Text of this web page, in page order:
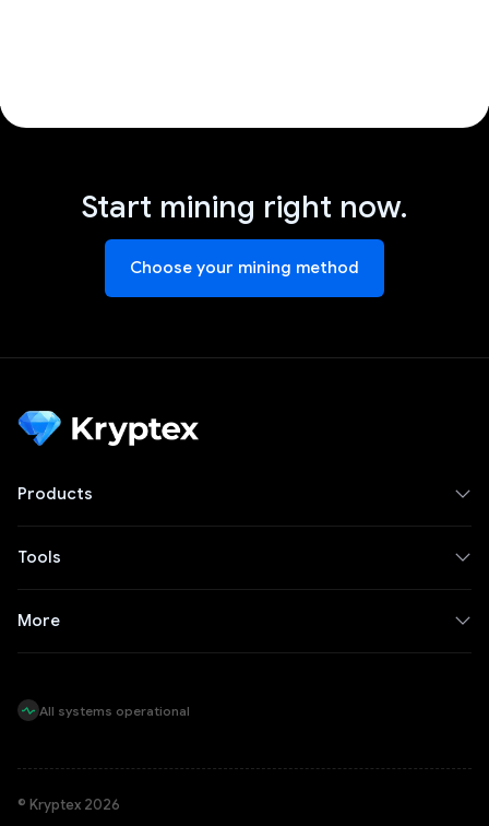
Start mining right now.
Choose your mining method
Products
Tools
More
All systems operational
© Kryptex 2026